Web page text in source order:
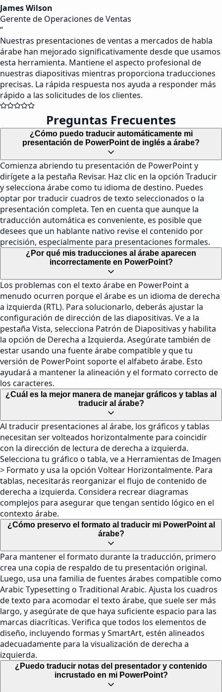
James Wilson
Gerente de Operaciones de Ventas
“
Nuestras presentaciones de ventas a mercados de habla
árabe han mejorado significativamente desde que usamos
esta herramienta. Mantiene el aspecto profesional de
nuestras diapositivas mientras proporciona traducciones
precisas. La rápida respuesta nos ayuda a responder más
rápido a las solicitudes de los clientes.
Preguntas Frecuentes
¿Cómo puedo traducir automáticamente mi
presentación de PowerPoint de inglés a árabe?
Comienza abriendo tu presentación de PowerPoint y
dirígete a la pestaña Revisar. Haz clic en la opción Traducir
y selecciona árabe como tu idioma de destino. Puedes
optar por traducir cuadros de texto seleccionados o la
presentación completa. Ten en cuenta que aunque la
traducción automática es conveniente, es posible que
desees que un hablante nativo revise el contenido por
precisión, especialmente para presentaciones formales.
¿Por qué mis traducciones al árabe aparecen
incorrectamente en PowerPoint?
Los problemas con el texto árabe en PowerPoint a
menudo ocurren porque el árabe es un idioma de derecha
a izquierda (RTL). Para solucionarlo, deberás ajustar la
configuración de dirección de las diapositivas. Ve a la
pestaña Vista, selecciona Patrón de Diapositivas y habilita
la opción de Derecha a Izquierda. Asegúrate también de
estar usando una fuente árabe compatible y que tu
versión de PowerPoint soporte el alfabeto árabe. Esto
ayudará a mantener la alineación y el formato correcto de
los caracteres.
¿Cuál es la mejor manera de manejar gráficos y tablas al
traducir al árabe?
Al traducir presentaciones al árabe, los gráficos y tablas
necesitan ser volteados horizontalmente para coincidir
con la dirección de lectura de derecha a izquierda.
Selecciona tu gráfico o tabla, ve a Herramientas de Imagen
> Formato y usa la opción Voltear Horizontalmente. Para
tablas, necesitarás reorganizar el flujo de contenido de
derecha a izquierda. Considera recrear diagramas
complejos para asegurar que tengan sentido lógico en el
contexto árabe.
¿Cómo preservo el formato al traducir mi PowerPoint al
árabe?
Para mantener el formato durante la traducción, primero
crea una copia de respaldo de tu presentación original.
Luego, usa una familia de fuentes árabes compatible como
Arabic Typesetting o Traditional Arabic. Ajusta los cuadros
de texto para acomodar el texto árabe, que suele ser más
largo, y asegúrate de que haya suficiente espacio para las
marcas diacríticas. Verifica que todos los elementos de
diseño, incluyendo formas y SmartArt, estén alineados
adecuadamente para la visualización de derecha a
izquierda.
¿Puedo traducir notas del presentador y contenido
incrustado en mi PowerPoint?